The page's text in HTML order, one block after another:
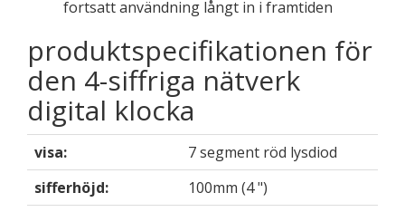
fortsatt användning långt in i framtiden
produktspecifikationen för
den 4-siffriga nätverk
digital klocka
visa:
7 segment röd lysdiod
sifferhöjd:
100mm (4 ")